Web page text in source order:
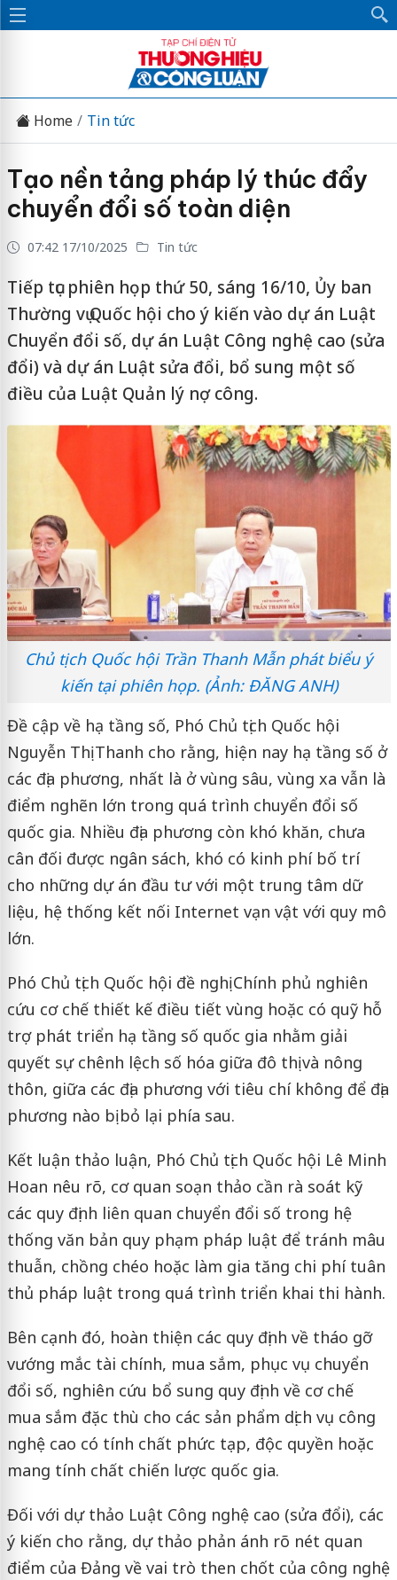
Home Tin tức
Tạo nền tảng pháp lý thúc đẩy
chuyển đổi số toàn diện
07:42 17/10/2025 Tin tức
Tiếp tục phiên họp thứ 50, sáng 16/10, Ủy ban
Thường vụ Quốc hội cho ý kiến vào dự án Luật
Chuyển đổi số, dự án Luật Công nghệ cao (sửa
đổi) và dự án Luật sửa đổi, bổ sung một số
điều của Luật Quản lý nợ công.
Chủ tịch Quốc hội Trần Thanh Mẫn phát biểu ý
kiến tại phiên họp. (Ảnh: ĐĂNG ANH)
Đề cập về hạ tầng số, Phó Chủ tịch Quốc hội
Nguyễn Thị Thanh cho rằng, hiện nay hạ tầng số ở
các địa phương, nhất là ở vùng sâu, vùng xa vẫn là
điểm nghẽn lớn trong quá trình chuyển đổi số
quốc gia. Nhiều địa phương còn khó khăn, chưa
cân đối được ngân sách, khó có kinh phí bố trí
cho những dự án đầu tư với một trung tâm dữ
liệu, hệ thống kết nối Internet vạn vật với quy mô
lớn.
Phó Chủ tịch Quốc hội đề nghị Chính phủ nghiên
cứu cơ chế thiết kế điều tiết vùng hoặc có quỹ hỗ
trợ phát triển hạ tầng số quốc gia nhằm giải
quyết sự chênh lệch số hóa giữa đô thị và nông
thôn, giữa các địa phương với tiêu chí không để địa
phương nào bị bỏ lại phía sau.
Kết luận thảo luận, Phó Chủ tịch Quốc hội Lê Minh
Hoan nêu rõ, cơ quan soạn thảo cần rà soát kỹ
các quy định liên quan chuyển đổi số trong hệ
thống văn bản quy phạm pháp luật để tránh mâu
thuẫn, chồng chéo hoặc làm gia tăng chi phí tuân
thủ pháp luật trong quá trình triển khai thi hành.
Bên cạnh đó, hoàn thiện các quy định về tháo gỡ
vướng mắc tài chính, mua sắm, phục vụ chuyển
đổi số, nghiên cứu bổ sung quy định về cơ chế
mua sắm đặc thù cho các sản phẩm dịch vụ công
nghệ cao có tính chất phức tạp, độc quyền hoặc
mang tính chất chiến lược quốc gia.
Đối với dự thảo Luật Công nghệ cao (sửa đổi), các
ý kiến cho rằng, dự thảo phản ánh rõ nét quan
điểm của Đảng về vai trò then chốt của công nghệ